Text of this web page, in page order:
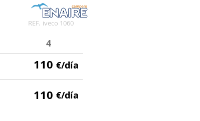
4
110 €/día
110 €/día
REF. iveco 1060